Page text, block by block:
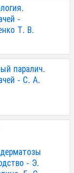
-
Т. В.
паралич.
- С. А.
- Э.